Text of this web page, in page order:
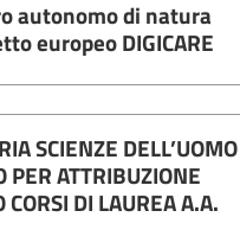
autonomo di natura
europeo DIGICARE
SCIENZE DELL’UOMO
PER ATTRIBUZIONE
DI LAUREA A.A.